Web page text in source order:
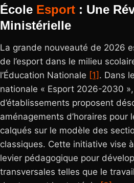
École Esport : Une
Ministérielle
La grande nouveauté de 2026
de l’esport dans le milieu
l’Éducation Nationale [1] . Dans
nationale « Esport 2026-2030
d’établissements proposent
aménagements d’horaires pour
calqués sur le modèle des
classiques. Cette initiative vise
levier pédagogique pour
transversales telles que le